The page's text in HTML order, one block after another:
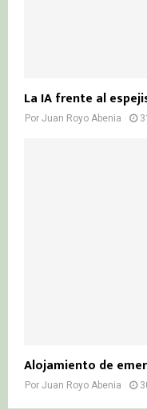
La IA frente al
Por Juan Royo Abenia
Alojamiento de
Por Juan Royo Abenia